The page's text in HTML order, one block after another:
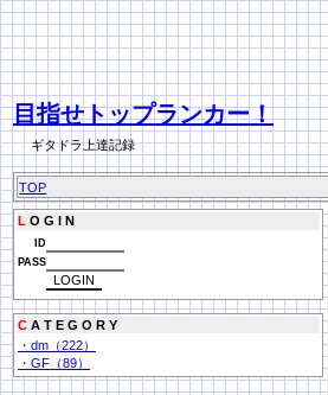
目指せトップランカー！
ギタドラ上達記録
TOP
L O G I N
ID
PASS
C A T E G O R Y
・dm（222）
・GF（89）